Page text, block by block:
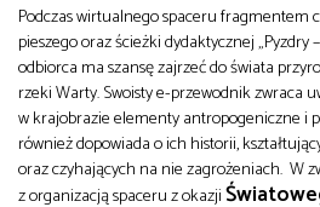
Podczas wirtualnego spaceru fragmentem
pieszego oraz ścieżki dydaktycznej „Pyzdry
odbiorca ma szansę zajrzeć do świata
rzeki Warty. Swoisty e-przewodnik zwraca
w krajobrazie elementy antropogeniczne i
również dopowiada o ich historii,
oraz czyhających na nie zagrożeniach. W
z organizacją spaceru z okazji